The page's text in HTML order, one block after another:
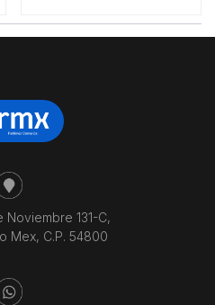
Noviembre 131-C,
Mex, C.P. 54800